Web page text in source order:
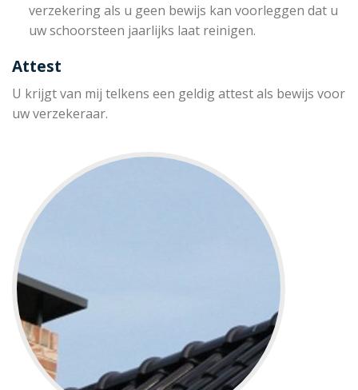
verzekering als u geen bewijs kan voorleggen dat u
uw schoorsteen jaarlijks laat reinigen.
Attest
U krijgt van mij telkens een geldig attest als bewijs voor
uw verzekeraar.